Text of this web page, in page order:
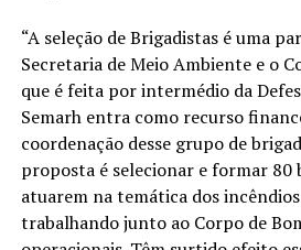
“A seleção de Brigadistas é uma
Secretaria de Meio Ambiente e o
que é feita por intermédio da
Semarh entra como recurso
coordenação desse grupo de
proposta é selecionar e formar 80
atuarem na temática dos
trabalhando junto ao Corpo de